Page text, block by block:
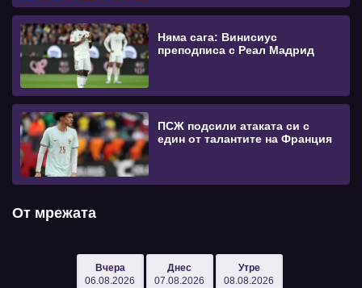
Няма сага: Винисиус
преподписа с Реал Мадрид
ПСЖ подсили атаката си с
един от талантите на Франция
От мрежата
Вчера
06.08.2026
Днес
07.08.2026
Утре
08.08.2026